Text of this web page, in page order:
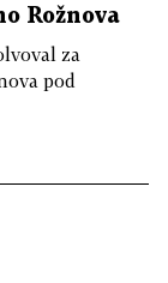
Rožnova
za
pod